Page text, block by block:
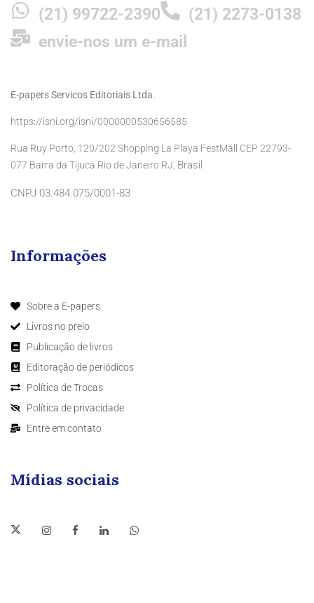
(21) 99722-2390
(21) 2273-0138
envie-nos um e-mail
E-papers Servicos Editoriais Ltda.
https://isni.org/isni/0000000530656585
Rua Ruy Porto, 120/202 Shopping La Playa FestMall CEP 22793-
077 Barra da Tijuca Rio de Janeiro RJ, Brasil
CNPJ 03.484.075/0001-83
Informações
Sobre a E-papers
Livros no prelo
Publicação de livros
Editoração de periódicos
Política de Trocas
Política de privacidade
Entre em contato
Mídias sociais